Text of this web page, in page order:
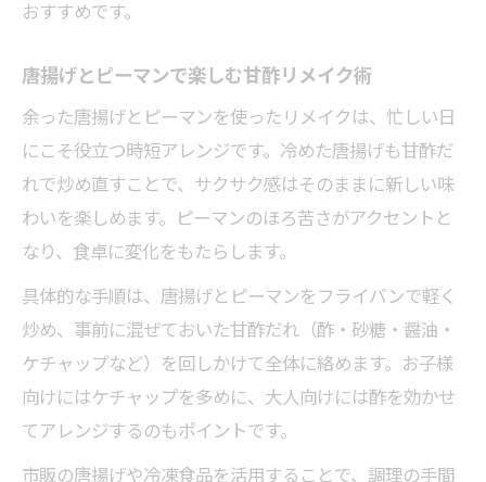
おすすめです。
唐揚げとピーマンで楽しむ甘酢リメイク術
余った唐揚げとピーマンを使ったリメイクは、忙しい日
にこそ役立つ時短アレンジです。冷めた唐揚げも甘酢だ
れで炒め直すことで、サクサク感はそのままに新しい味
わいを楽しめます。ピーマンのほろ苦さがアクセントと
なり、食卓に変化をもたらします。
具体的な手順は、唐揚げとピーマンをフライパンで軽く
炒め、事前に混ぜておいた甘酢だれ（酢・砂糖・醤油・
ケチャップなど）を回しかけて全体に絡めます。お子様
向けにはケチャップを多めに、大人向けには酢を効かせ
てアレンジするのもポイントです。
市販の唐揚げや冷凍食品を活用することで、調理の手間